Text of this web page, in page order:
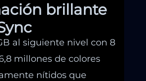
brillante
al siguiente nivel con 8
millones de colores
nítidos que